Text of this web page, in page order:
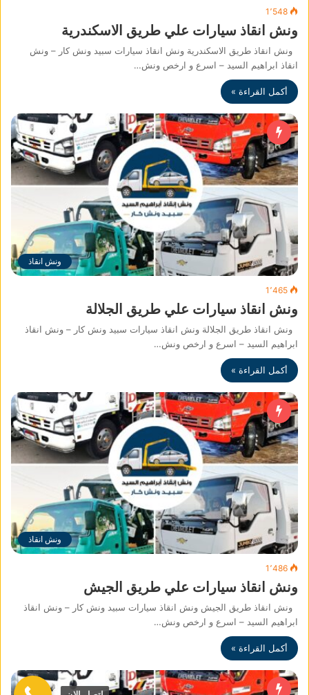
1٬548
ونش انقاذ سيارات علي طريق الاسكندرية
ونش انقاذ طريق الاسكندرية ونش انقاذ سيارات سبيد ونش كار – ونش
انقاذ ابراهيم السيد – اسرع و ارخص ونش…
أكمل القراءة »
ونش انقاذ
1٬465
ونش انقاذ سيارات علي طريق الجلالة
ونش انقاذ طريق الجلالة ونش انقاذ سيارات سبيد ونش كار – ونش انقاذ
ابراهيم السيد – اسرع و ارخص ونش…
أكمل القراءة »
ونش انقاذ
1٬486
ونش انقاذ سيارات علي طريق الجيش
ونش انقاذ طريق الجيش ونش انقاذ سيارات سبيد ونش كار – ونش انقاذ
ابراهيم السيد – اسرع و ارخص ونش…
أكمل القراءة »